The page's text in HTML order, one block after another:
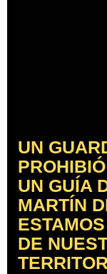
UN
UN GUÍA
MARTÍN
DE